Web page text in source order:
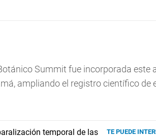
Summit fue incorporada este
ampliando el registro científico de
TE PUEDE